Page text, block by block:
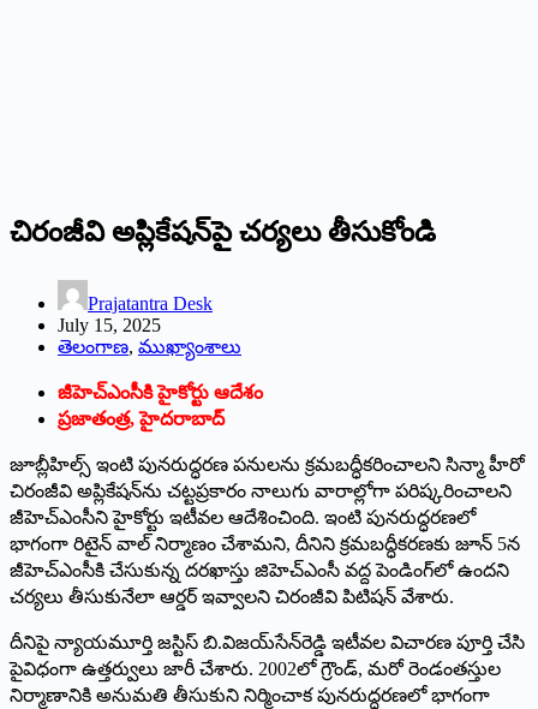
చిరంజీవి అప్లికేషన్‌పై చర్యలు తీసుకోండి
Prajatantra Desk
July 15, 2025
తెలంగాణ, ముఖ్యాంశాలు
జీహెచ్ఎంసీకి హైకోర్టు ఆదేశం
ప్రజాతంత్ర, హైదరాబాద్‌
జూబ్లీహిల్స్‌ ఇంటి పునరుద్ధరణ పనులను క్రమబద్ధీకరించాలని సిన్మా హీరో
చిరంజీవి అప్లికేషన్‌ను చట్టప్రకారం నాలుగు వారాల్లోగా పరిష్కరించాలని
జీహెచ్ఎంసీని హైకోర్టు ఇటీవల ఆదేశించింది. ఇంటి పునరుద్ధరణలో
భాగంగా రిటైన్‌ వాల్‌ నిర్మాణం చేశామని, దీనిని క్రమబద్ధీకరణకు జూన్‌ 5న
జీహెచ్ఎంసీకి చేసుకున్న దరఖాస్తు జిహెచ్ఎంసీ వద్ద పెండింగ్‌లో ఉందని
చర్యలు తీసుకునేలా ఆర్డర్‌ ఇవ్వాలని చిరంజీవి పిటిషన్‌ వేశారు.
దీనిపై న్యాయమూర్తి జస్టిస్‌ బి.విజయ్‌సేన్‌రెడ్డి ఇటీవల విచారణ పూర్తి చేసి
పైవిధంగా ఉత్తర్వులు జారీ చేశారు. 2002లో గ్రౌండ్, మరో రెండంతస్తుల
నిర్మాణానికి అనుమతి తీసుకుని నిర్మించాక పునరుద్ధరణలో భాగంగా